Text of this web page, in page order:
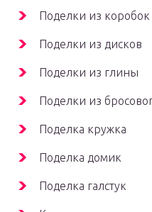
Поделки из коробок
Поделки из дисков
Поделки из глины
Поделки из
Поделка кружка
Поделка домик
Поделка галстук